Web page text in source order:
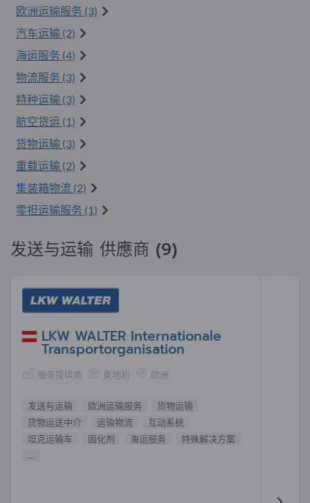
欧洲运输服务 (3)
汽车运输 (2)
海运服务 (4)
物流服务 (3)
特种运输 (3)
航空货运 (1)
货物运输 (3)
重载运输 (2)
集装箱物流 (2)
零担运输服务 (1)
发送与运输 供應商 (9)
LKW WALTER Internationale
Transportorganisation
服务提供商 奥地利 欧洲
发送与运输 欧洲运输服务
货物运输
货物运送中介
运输物流
互动系统
坦克运输车
固化剂 海运服务
特殊解决方案
...